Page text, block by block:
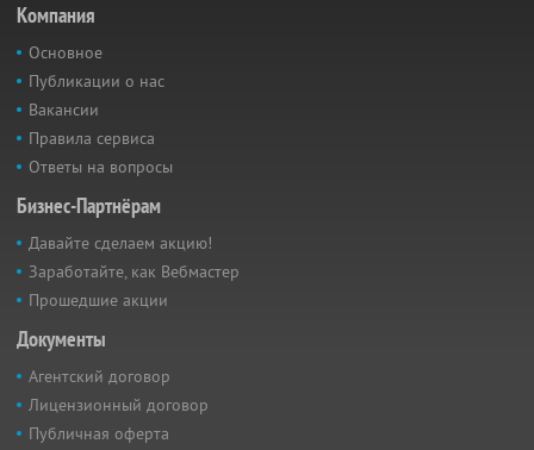
Компания
Основное
Публикации о нас
Вакансии
Правила сервиса
Ответы на вопросы
Бизнес-Партнёрам
Давайте сделаем акцию!
Заработайте, как Вебмастер
Прошедшие акции
Документы
Агентский договор
Лицензионный договор
Публичная оферта